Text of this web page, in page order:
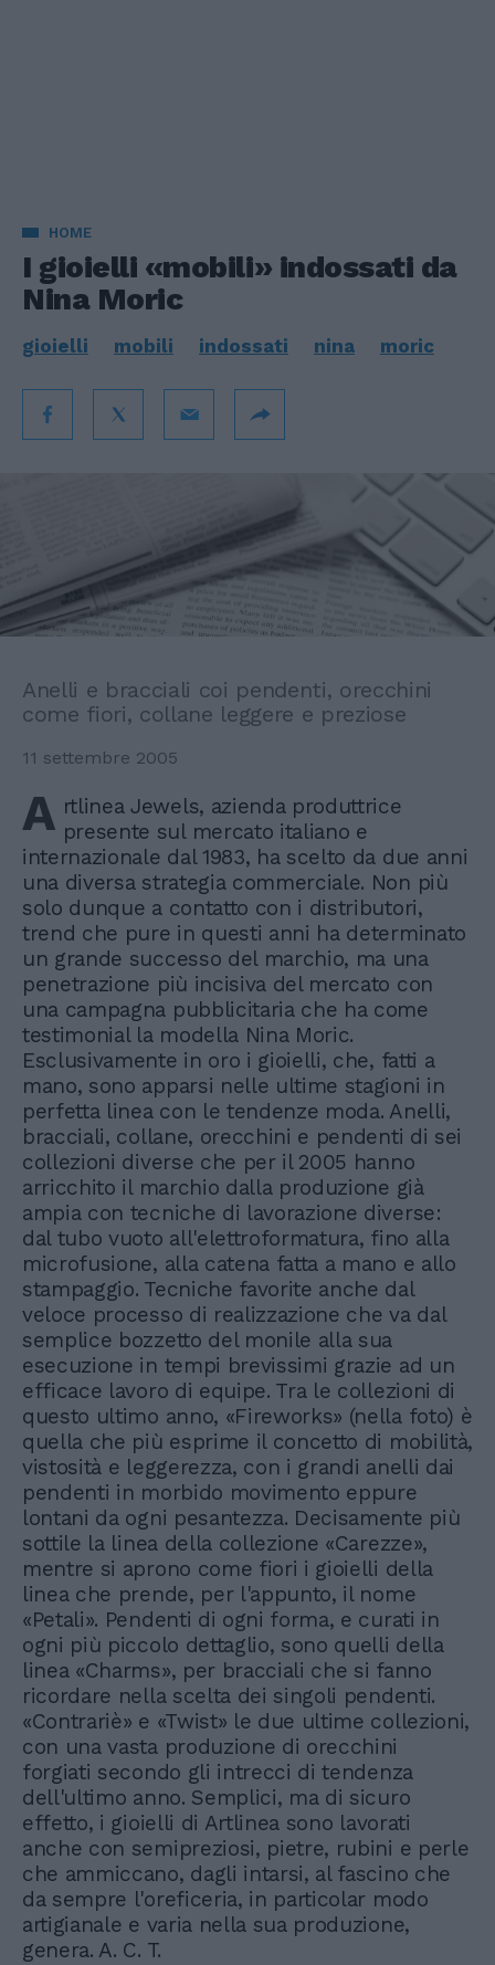
HOME
I gioielli «mobili» indossati da
Nina Moric
gioielli mobili indossati nina moric
Anelli e bracciali coi pendenti, orecchini
come fiori, collane leggere e preziose
11 settembre 2005
A rtlinea Jewels, azienda produttrice
presente sul mercato italiano e
internazionale dal 1983, ha scelto da due anni
una diversa strategia commerciale. Non più
solo dunque a contatto con i distributori,
trend che pure in questi anni ha determinato
un grande successo del marchio, ma una
penetrazione più incisiva del mercato con
una campagna pubblicitaria che ha come
testimonial la modella Nina Moric.
Esclusivamente in oro i gioielli, che, fatti a
mano, sono apparsi nelle ultime stagioni in
perfetta linea con le tendenze moda. Anelli,
bracciali, collane, orecchini e pendenti di sei
collezioni diverse che per il 2005 hanno
arricchito il marchio dalla produzione già
ampia con tecniche di lavorazione diverse:
dal tubo vuoto all'elettroformatura, fino alla
microfusione, alla catena fatta a mano e allo
stampaggio. Tecniche favorite anche dal
veloce processo di realizzazione che va dal
semplice bozzetto del monile alla sua
esecuzione in tempi brevissimi grazie ad un
efficace lavoro di equipe. Tra le collezioni di
questo ultimo anno, «Fireworks» (nella foto) è
quella che più esprime il concetto di mobilità,
vistosità e leggerezza, con i grandi anelli dai
pendenti in morbido movimento eppure
lontani da ogni pesantezza. Decisamente più
sottile la linea della collezione «Carezze»,
mentre si aprono come fiori i gioielli della
linea che prende, per l'appunto, il nome
«Petali». Pendenti di ogni forma, e curati in
ogni più piccolo dettaglio, sono quelli della
linea «Charms», per bracciali che si fanno
ricordare nella scelta dei singoli pendenti.
«Contrariè» e «Twist» le due ultime collezioni,
con una vasta produzione di orecchini
forgiati secondo gli intrecci di tendenza
dell'ultimo anno. Semplici, ma di sicuro
effetto, i gioielli di Artlinea sono lavorati
anche con semipreziosi, pietre, rubini e perle
che ammiccano, dagli intarsi, al fascino che
da sempre l'oreficeria, in particolar modo
artigianale e varia nella sua produzione,
genera. A. C. T.